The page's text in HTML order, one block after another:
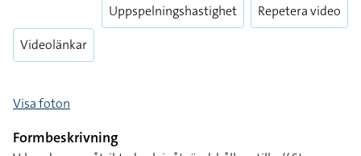
Videolänkar
Uppspelningshastighet Repetera video
Visa foton
Formbeskrivning